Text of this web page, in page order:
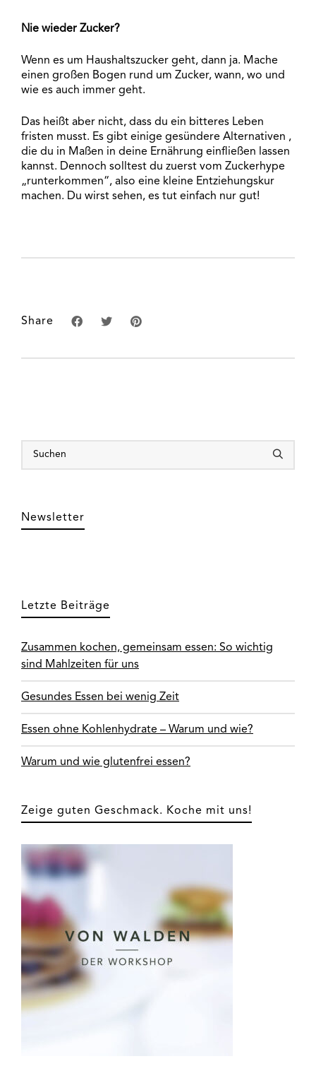
Nie wieder Zucker?
Wenn es um Haushaltszucker geht, dann ja. Mache
einen großen Bogen rund um Zucker, wann, wo und
wie es auch immer geht.
Das heißt aber nicht, dass du ein bitteres Leben
fristen musst. Es gibt einige gesündere Alternativen ,
die du in Maßen in deine Ernährung einfließen lassen
kannst. Dennoch solltest du zuerst vom Zuckerhype
„runterkommen“, also eine kleine Entziehungskur
machen. Du wirst sehen, es tut einfach nur gut!
Share
Newsletter
Letzte Beiträge
Zusammen kochen, gemeinsam essen: So wichtig
sind Mahlzeiten für uns
Gesundes Essen bei wenig Zeit
Essen ohne Kohlenhydrate – Warum und wie?
Warum und wie glutenfrei essen?
Zeige guten Geschmack. Koche mit uns!